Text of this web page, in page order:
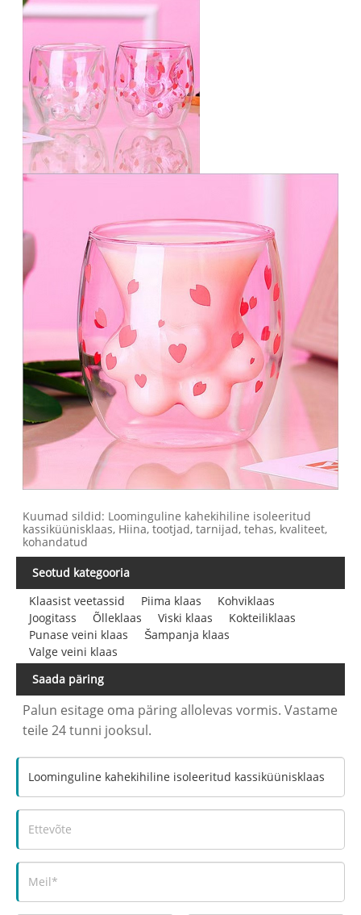
Kuumad sildid: Loominguline kahekihiline isoleeritud
kassiküünisklaas, Hiina, tootjad, tarnijad, tehas, kvaliteet,
kohandatud
Seotud kategooria
Klaasist veetassid
Piima klaas
Kohviklaas
Joogitass
Õlleklaas Viski klaas
Kokteiliklaas
Punase veini klaas
Šampanja klaas
Valge veini klaas
Saada päring
Palun esitage oma päring allolevas vormis. Vastame
teile 24 tunni jooksul.